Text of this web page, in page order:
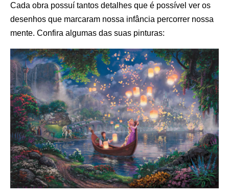
Cada obra possuí tantos detalhes que é possível ver os
desenhos que marcaram nossa infância percorrer nossa
mente. Confira algumas das suas pinturas: